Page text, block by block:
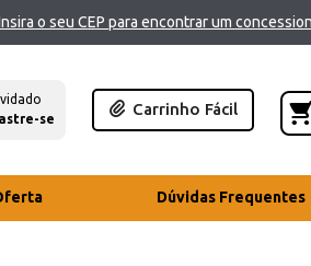
o seu CEP para encontrar um
se
Carrinho Fácil
Dúvidas Frequentes